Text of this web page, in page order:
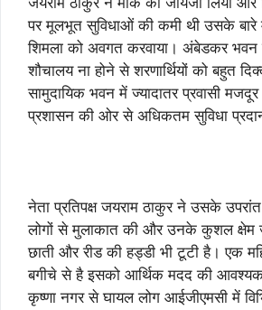
पर मूलभूत सुविधाओं की कमी थी उसके बारे
शिमला को अवगत करवाया। अंबेडकर
शौचालय ना होने से शरणार्थियों को बहुत
सामुदायिक भवन में ज्यादातर प्रवासी
प्रशासन की ओर से अधिकतम सुविधा
नेता प्रतिपक्ष जयराम ठाकुर ने उसके
लोगों से मुलाकात की और उनके कुशल क्षेम
छाती और रीड की हड्डी भी टूटी है। एक
बगीचे से है इसको आर्थिक मदद की
कृष्णा नगर से घायल लोग आईजीएमसी में